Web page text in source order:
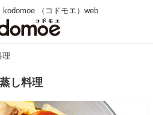
（コドモエ）web
理
し料理